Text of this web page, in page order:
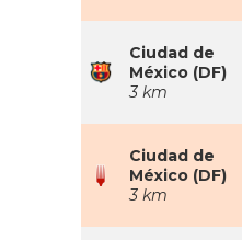
Ciudad de
México (DF)
3 km
Ciudad de
México (DF)
3 km